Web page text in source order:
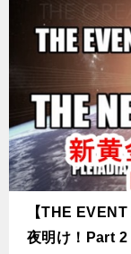
【THE
夜明け！Part 2